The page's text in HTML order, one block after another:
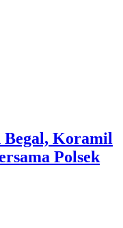
Begal, Koramil
Polsek